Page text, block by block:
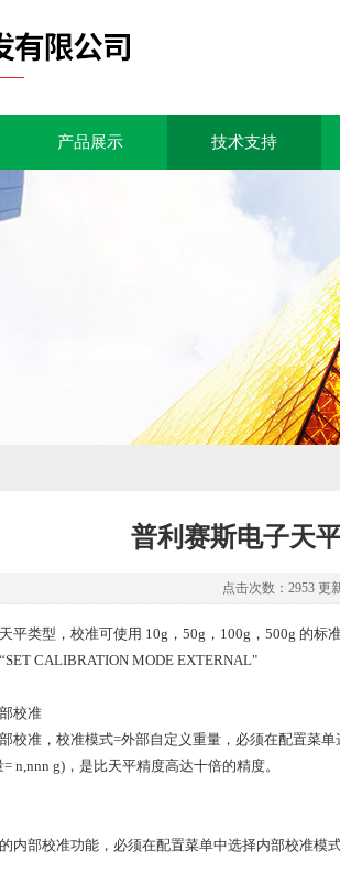
产品展示 技术支持
普利赛斯电子天
点击次数：2953 更
平类型，校准可使用 10g，50g，100g，500g 的
CALIBRATION MODE EXTERNAL"
校准
校准，校准模式=外部自定义重量，必须在配置菜
n,nnn g)，是比天平精度高达十倍的精度。
内部校准功能，必须在配置菜单中选择内部校准模